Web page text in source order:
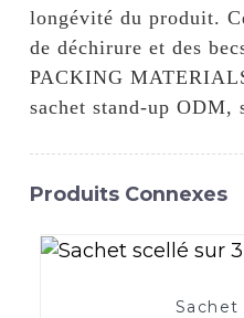
longévité du produit.
de déchirure et des
PACKING
sachet stand-up ODM,
Produits Connexes